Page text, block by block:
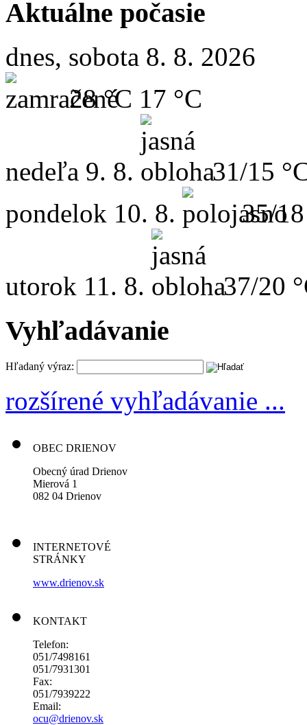
Aktuálne počasie
dnes, sobota 8. 8. 2026
28 °C 17 °C
nedeľa 9. 8.
31/15
pondelok 10. 8. 35/
utorok 11. 8. 37/20
Vyhľadávanie
Hľadaný výraz:
rozšírené vyhľadávanie ...
OBEC DRIENOV
Obecný úrad Drienov
Mierová 1
082 04 Drienov
INTERNETOVÉ
STRÁNKY
www.drienov.sk
KONTAKT
Telefon:
051/7498161
051/7931301
Fax:
051/7939222
Email:
ocu@drienov.sk